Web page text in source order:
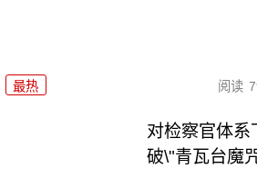
最热 阅读
对检察官体系
破\"青瓦台魔